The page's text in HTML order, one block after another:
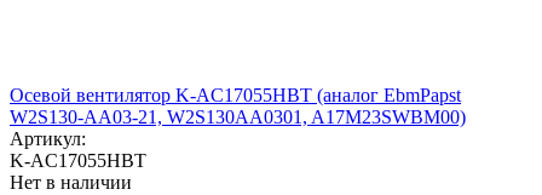
Осевой вентилятор K-AC17055HBT (аналог EbmPapst
W2S130-AA03-21, W2S130AA0301, A17M23SWBM00)
Артикул:
K-AC17055HBT
Нет в наличии